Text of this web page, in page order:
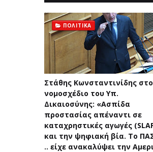
ΠΟΛΙΤΙΚΑ
Στάθης Κωνσταντινίδης στο
νομοσχέδιο του Υπ.
Δικαιοσύνης: «Ασπίδα
προστασίας απέναντι σε
καταχρηστικές αγωγές
και την ψηφιακή βία. Το
.. είχε ανακαλύψει την